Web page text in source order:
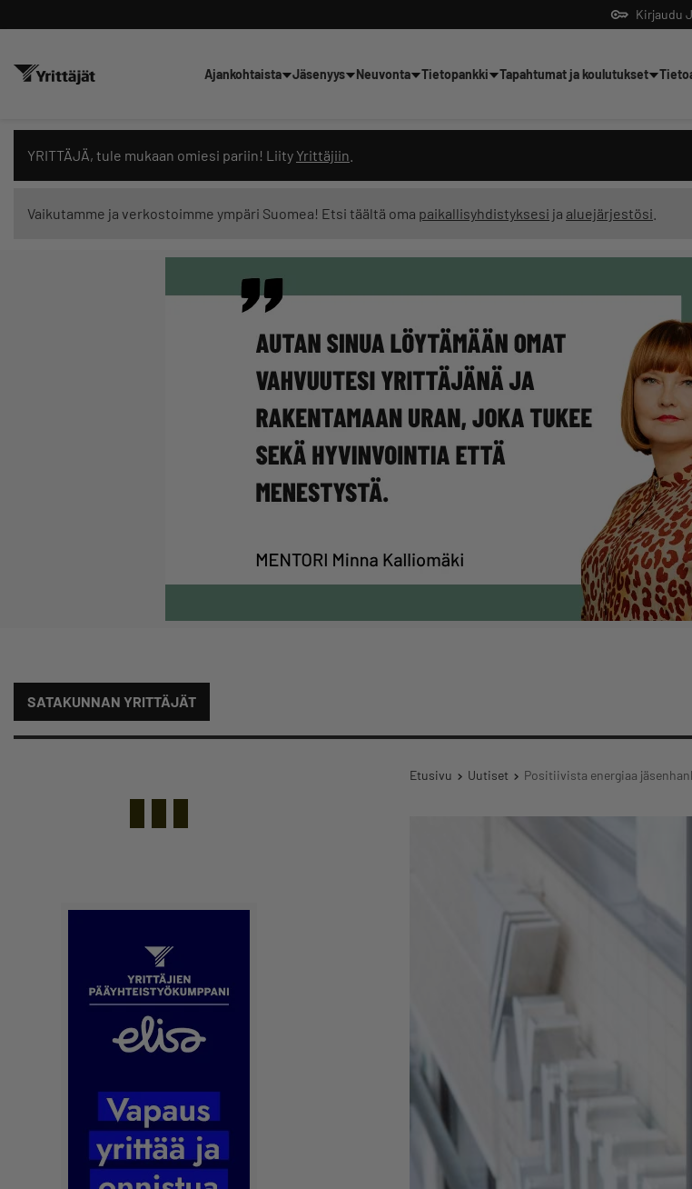
Kirjaudu
Ajankohtaista Jäsenyys Neuvonta Tietopankki Tapahtumat ja koulutukset
YRITTÄJÄ, tule mukaan omiesi pariin! Liity Yrittäjiin
Vaikutamme ja verkostoimme ympäri Suomea! Etsi täältä oma paikallisyhdistyksesi ja aluejärjestösi
SATAKUNNAN YRITTÄJÄT
Etusivu Uutiset Positiivista energiaa
Hae sivustolta tai kysy suoraan Yrittäjien tekoälyltä
Suodata hakutuloksia: näytä kaikki sisältö